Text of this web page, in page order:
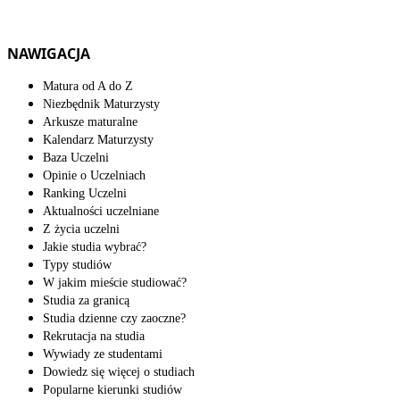
NAWIGACJA
Matura od A do Z
Niezbędnik Maturzysty
Arkusze maturalne
Kalendarz Maturzysty
Baza Uczelni
Opinie o Uczelniach
Ranking Uczelni
Aktualności uczelniane
Z życia uczelni
Jakie studia wybrać?
Typy studiów
W jakim mieście studiować?
Studia za granicą
Studia dzienne czy zaoczne?
Rekrutacja na studia
Wywiady ze studentami
Dowiedz się więcej o studiach
Popularne kierunki studiów